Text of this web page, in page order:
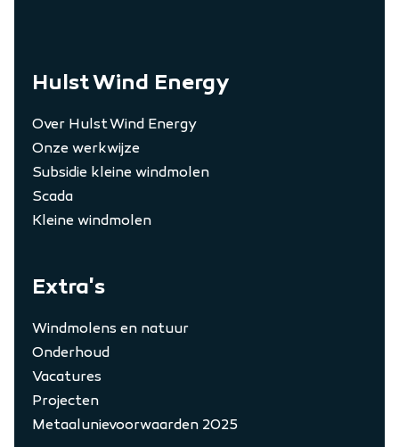
Hulst Wind Energy
Over Hulst Wind Energy
Onze werkwijze
Subsidie kleine windmolen
Scada
Kleine windmolen
Extra's
Windmolens en natuur
Onderhoud
Vacatures
Projecten
Metaalunievoorwaarden 2025